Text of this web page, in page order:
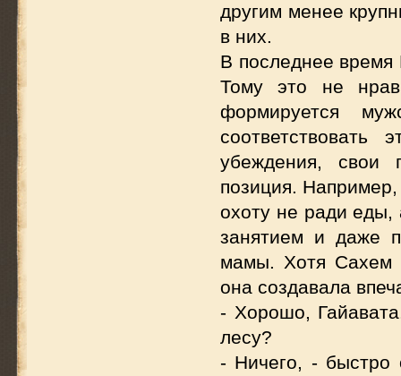
другим менее
в них.
В последнее
Тому это не
формируется
убеждения, свои
позиция.
охоту не ради еды,
занятием и даже
мамы. Хотя Сахем
она создавала
- Хорошо,
лесу?
- Ничего, - быстро